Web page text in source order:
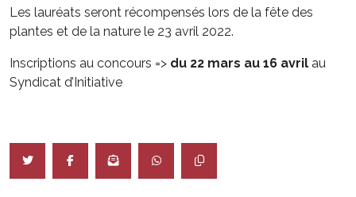
Les lauréats seront récompensés lors de la fête des
plantes et de la nature le 23 avril 2022.
Inscriptions au concours => du 22 mars au 16 avril au
Syndicat d’Initiative